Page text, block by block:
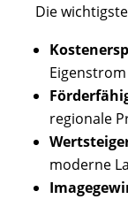
Die
regionale
moderne